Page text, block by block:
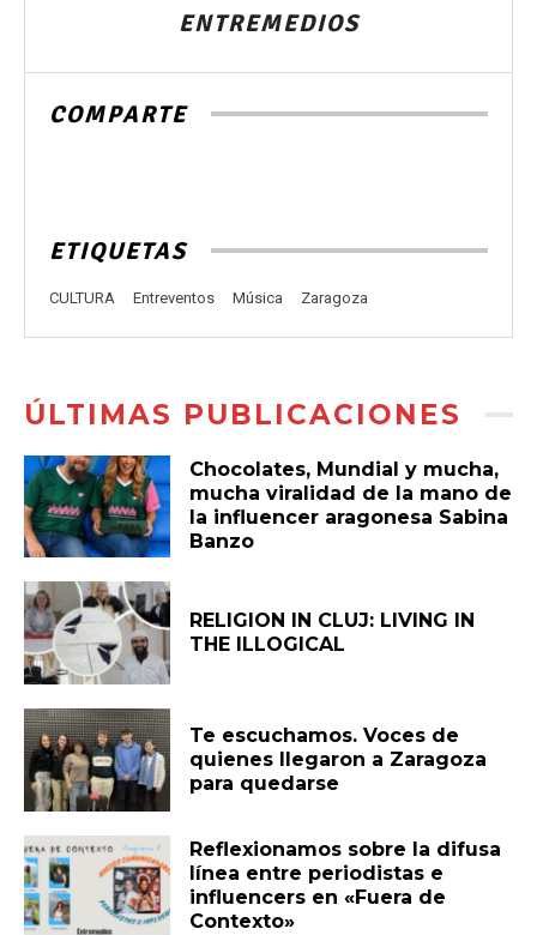
ENTREMEDIOS
COMPARTE
ETIQUETAS
CULTURA Entreventos Música Zaragoza
ÚLTIMAS PUBLICACIONES
Chocolates, Mundial y mucha,
mucha viralidad de la mano de
la influencer aragonesa Sabina
Banzo
RELIGION IN CLUJ: LIVING IN
THE ILLOGICAL
Te escuchamos. Voces de
quienes llegaron a Zaragoza
para quedarse
Reflexionamos sobre la difusa
línea entre periodistas e
influencers en «Fuera de
Contexto»